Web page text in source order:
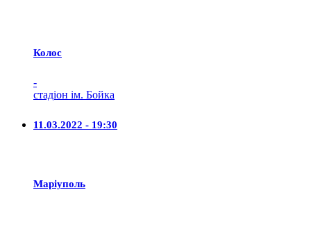
Колос
-
стадіон ім. Бойка
11.03.2022 - 19:30
Маріуполь